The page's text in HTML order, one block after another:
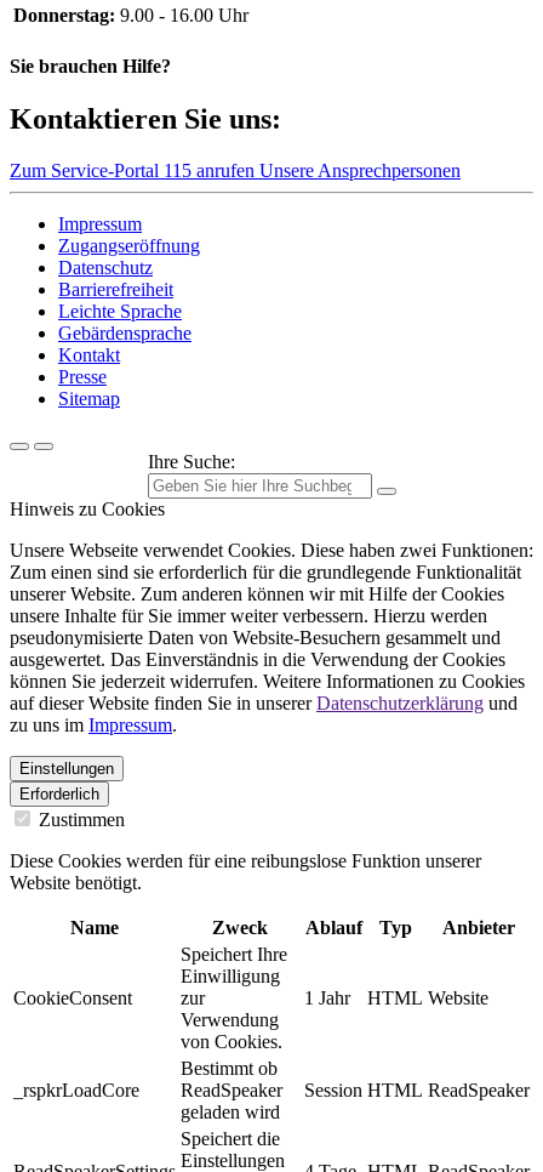
Donnerstag: 9.00 - 16.00 Uhr
Sie brauchen Hilfe?
Kontaktieren Sie uns:
Zum Service-Portal 115 anrufen Unsere Ansprechpersonen
Impressum
Zugangseröffnung
Datenschutz
Barrierefreiheit
Leichte Sprache
Gebärdensprache
Kontakt
Presse
Sitemap
Ihre Suche:
Hinweis zu Cookies
Unsere Webseite verwendet Cookies. Diese haben zwei Funktionen:
Zum einen sind sie erforderlich für die grundlegende Funktionalität
unserer Website. Zum anderen können wir mit Hilfe der Cookies
unsere Inhalte für Sie immer weiter verbessern. Hierzu werden
pseudonymisierte Daten von Website-Besuchern gesammelt und
ausgewertet. Das Einverständnis in die Verwendung der Cookies
können Sie jederzeit widerrufen. Weitere Informationen zu Cookies
auf dieser Website finden Sie in unsererDatenschutzerklärung und
zu uns im Impressum.
Einstellungen
Erforderlich
Zustimmen
Diese Cookies werden für eine reibungslose Funktion unserer
Website benötigt.
Name Zweck Ablauf Typ Anbieter
CookieConsent
Speichert Ihre
Einwilligung
zur
Verwendung
von Cookies.
1 Jahr HTML Website
_rspkrLoadCore
Bestimmt ob
ReadSpeaker
geladen wird
Session HTML ReadSpeaker
Speichert die
Einstellungen